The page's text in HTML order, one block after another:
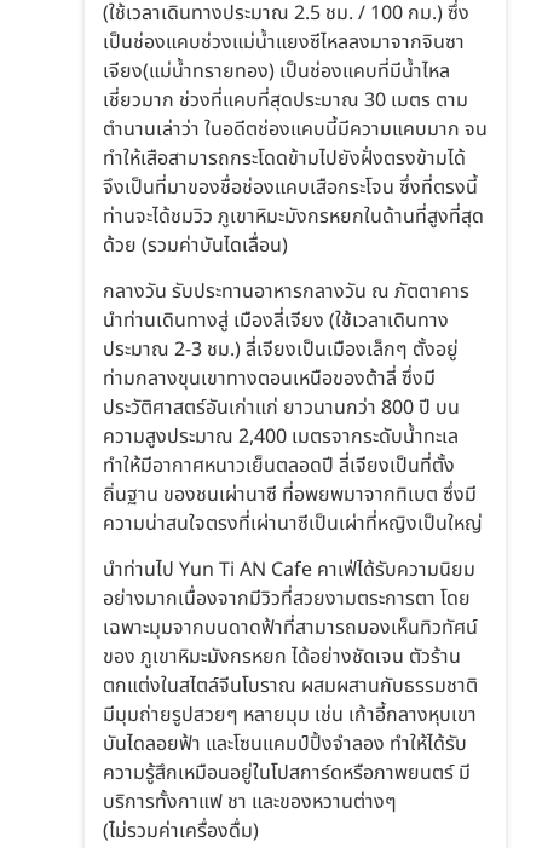
(ใช้เวลาเดินทางประมาณ 2.5 ชม. / 100 กม.) ซึ่ง
เป็นช่องแคบช่วงแม่น้ำแยงซีไหลลงมาจากจินซา
เจียง(แม่น้ำทรายทอง) เป็นช่องแคบที่มีน้ำไหล
เชี่ยวมาก ช่วงที่แคบที่สุดประมาณ 30 เมตร ตาม
ตำนานเล่าว่า ในอดีตช่องแคบนี้มีความแคบมาก จน
ทำให้เสือสามารถกระโดดข้ามไปยังฝั่งตรงข้ามได้
จึงเป็นที่มาของชื่อช่องแคบเสือกระโจน ซึ่งที่ตรงนี้
ท่านจะได้ชมวิว ภูเขาหิมะมังกรหยกในด้านที่สูงที่สุด
ด้วย (รวมค่าบันไดเลื่อน)
กลางวัน รับประทานอาหารกลางวัน ณ ภัตตาคาร
นำท่านเดินทางสู่ เมืองลี่เจียง (ใช้เวลาเดินทาง
ประมาณ 2-3 ชม.) ลี่เจียงเป็นเมืองเล็กๆ ตั้งอยู่
ท่ามกลางขุนเขาทางตอนเหนือของต้าลี่ ซึ่งมี
ประวัติศาสตร์อันเก่าแก่ ยาวนานกว่า 800 ปี บน
ความสูงประมาณ 2,400 เมตรจากระดับน้ำทะเล
ทำให้มีอากาศหนาวเย็นตลอดปี ลี่เจียงเป็นที่ตั้ง
ถิ่นฐาน ของชนเผ่านาซี ที่อพยพมาจากทิเบต ซึ่งมี
ความน่าสนใจตรงที่เผ่านาซีเป็นเผ่าที่หญิงเป็นใหญ่
นำท่านไป Yun Ti AN Cafe คาเฟ่ได้รับความนิยม
อย่างมากเนื่องจากมีวิวที่สวยงามตระการตา โดย
เฉพาะมุมจากบนดาดฟ้าที่สามารถมองเห็นทิวทัศน์
ของ ภูเขาหิมะมังกรหยก ได้อย่างชัดเจน ตัวร้าน
ตกแต่งในสไตล์จีนโบราณ ผสมผสานกับธรรมชาติ
มีมุมถ่ายรูปสวยๆ หลายมุม เช่น เก้าอี้กลางหุบเขา
บันไดลอยฟ้า และโซนแคมป์ปิ้งจำลอง ทำให้ได้รับ
ความรู้สึกเหมือนอยู่ในโปสการ์ดหรือภาพยนตร์ มี
บริการทั้งกาแฟ ชา และของหวานต่างๆ
(ไม่รวมค่าเครื่องดื่ม)